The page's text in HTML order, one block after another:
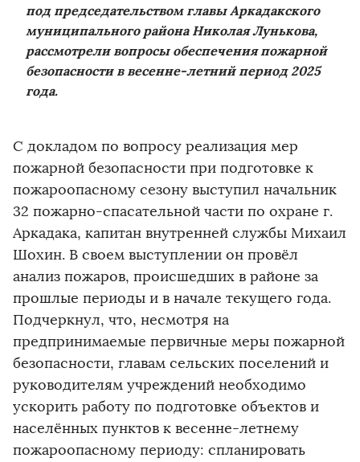
под председательством главы Аркадакского
муниципального района Николая Лунькова,
рассмотрели вопросы обеспечения пожарной
безопасности в весенне-летний период 2025
года.
С докладом по вопросу реализация мер
пожарной безопасности при подготовке к
пожароопасному сезону выступил начальник
32 пожарно-спасательной части по охране г.
Аркадака, капитан внутренней службы Михаил
Шохин. В своем выступлении он провёл
анализ пожаров, происшедших в районе за
прошлые периоды и в начале текущего года.
Подчеркнул, что, несмотря на
предпринимаемые первичные меры пожарной
безопасности, главам сельских поселений и
руководителям учреждений необходимо
ускорить работу по подготовке объектов и
населённых пунктов к весенне-летнему
пожароопасному периоду: спланировать